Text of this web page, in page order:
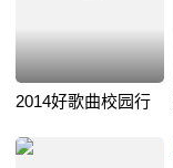
2014好歌曲校园行